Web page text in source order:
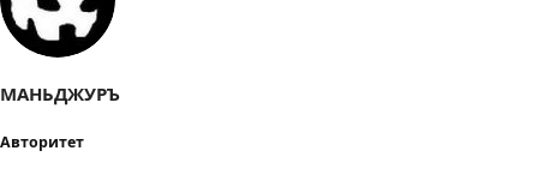
МАНЬДЖУРЪ
Авторитет